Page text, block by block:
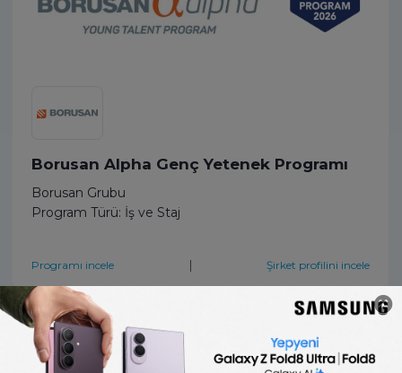
Borusan Alpha Genç Yetenek Programı
Borusan Grubu
Program Türü: İş ve Staj
Programı incele | Şirket profilini incele